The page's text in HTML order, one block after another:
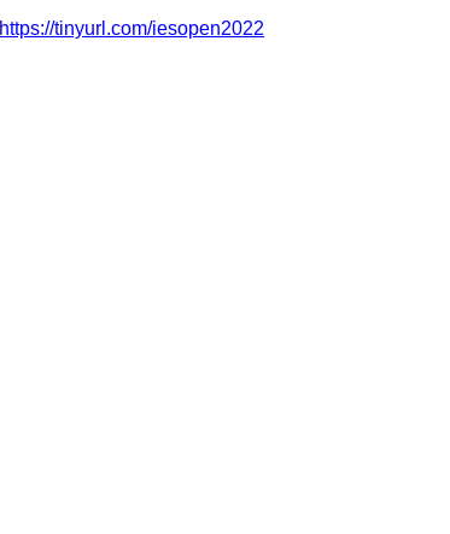
https://tinyurl.com/iesopen2022